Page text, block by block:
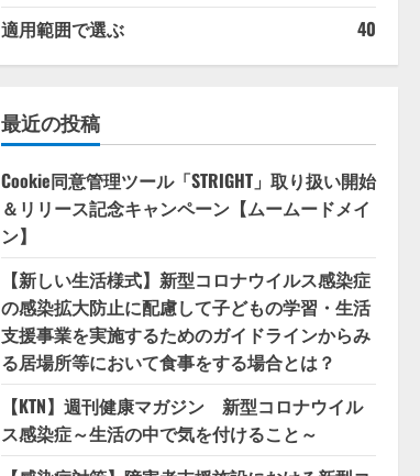
適用範囲で選ぶ
40
最近の投稿
Cookie同意管理ツール「STRIGHT」取り扱い開始
＆リリース記念キャンペーン【ムームードメイ
ン】
【新しい生活様式】新型コロナウイルス感染症
の感染拡大防止に配慮して子どもの学習・生活
支援事業を実施するためのガイドラインからみ
る居場所等において食事をする場合とは？
【KTN】週刊健康マガジン 新型コロナウイル
ス感染症～生活の中で気を付けること～